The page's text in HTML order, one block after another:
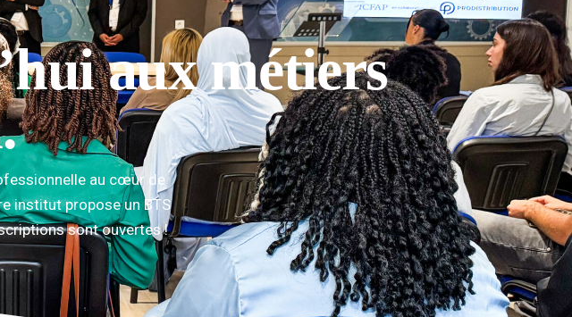
aux métiers
au cœur de
institut propose un BTS
sont ouvertes !